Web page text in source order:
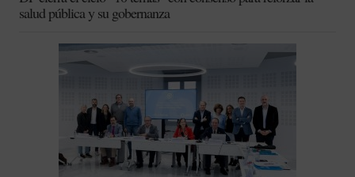
salud pública y su gobernanza